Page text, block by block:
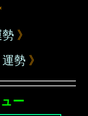
》
勢 》
ー